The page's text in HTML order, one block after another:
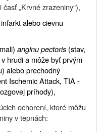
„Krvné zrazeniny“),
alebo cievnu
anginu pectoris (stav,
hrudi a môže byť prvým
alebo prechodný
Ischemic Attack, TIA -
príhody),
ochorení, ktoré môžu
v tepnách: